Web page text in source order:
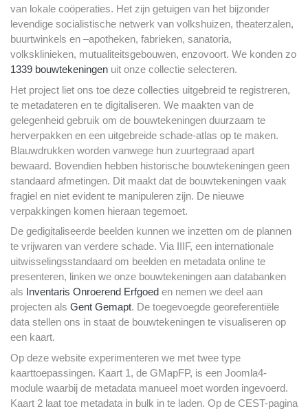
van lokale coöperaties. Het zijn getuigen van het bijzonder
levendige socialistische netwerk van volkshuizen, theaterzalen,
buurtwinkels en –apotheken, fabrieken, sanatoria,
volksklinieken, mutualiteitsgebouwen, enzovoort. We konden zo
1339 bouwtekeningen uit onze collectie selecteren.
Het project liet ons toe deze collecties uitgebreid te registreren,
te metadateren en te digitaliseren. We maakten van de
gelegenheid gebruik om de bouwtekeningen duurzaam te
herverpakken en een uitgebreide schade-atlas op te maken.
Blauwdrukken worden vanwege hun zuurtegraad apart
bewaard. Bovendien hebben historische bouwtekeningen geen
standaard afmetingen. Dit maakt dat de bouwtekeningen vaak
fragiel en niet evident te manipuleren zijn. De nieuwe
verpakkingen komen hieraan tegemoet.
De gedigitaliseerde beelden kunnen we inzetten om de plannen
te vrijwaren van verdere schade. Via IIIF, een internationale
uitwisselingsstandaard om beelden en metadata online te
presenteren, linken we onze bouwtekeningen aan databanken
als Inventaris Onroerend Erfgoed en nemen we deel aan
projecten als Gent Gemapt. De toegevoegde georeferentiële
data stellen ons in staat de bouwtekeningen te visualiseren op
een kaart.
Op deze website experimenteren we met twee type
kaarttoepassingen. Kaart 1, de GMapFP, is een Joomla4-
module waarbij de metadata manueel moet worden ingevoerd.
Kaart 2 laat toe metadata in bulk in te laden. Op de CEST-pagina